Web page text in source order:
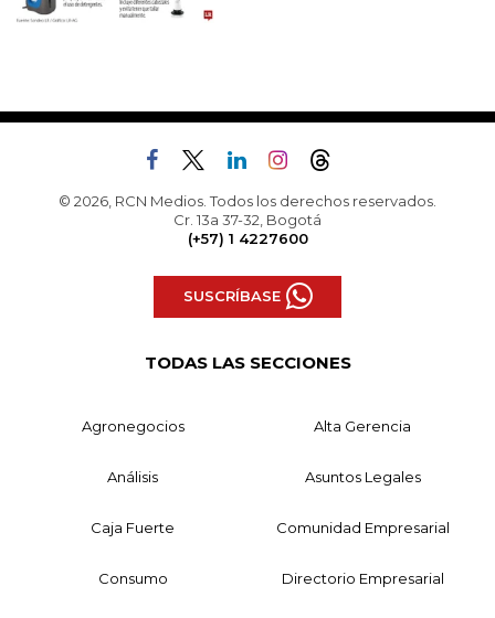
© 2026, RCN Medios. Todos los derechos reservados.
Cr. 13a 37-32, Bogotá
(+57) 1 4227600
SUSCRÍBASE
TODAS LAS SECCIONES
Agronegocios Alta Gerencia
Análisis Asuntos Legales
Caja Fuerte Comunidad Empresarial
Consumo Directorio Empresarial